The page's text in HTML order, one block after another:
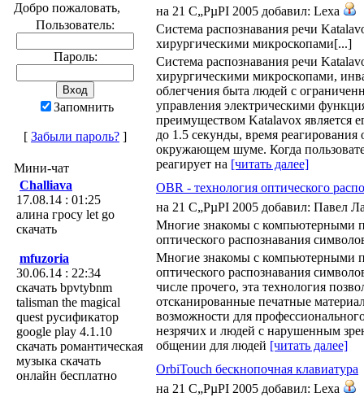
Добро пожаловать,
Пользователь:
Пароль:
Запомнить
[ Забыли пароль? ]
Мини-чат
Challiava
17.08.14 : 01:25
алина гросу let go
скачать
mfuzoria
30.06.14 : 22:34
скачать bpvtybnm
talisman the magical
quest русификатор
google play 4.1.10
скачать романтическая
музыка скачать
онлайн бесплатно
на 21 С„РµРІ 2005 добавил: Lexa
Система распознавания речи
хирургическими микроскопами[...]
Система распознавания речи
хирургическими микроскопами,
облегчения быта людей с
управления электрическими
преимуществом Katalavox является
до 1.5 секунды, время реагирования
окружающем шуме. Когда
реагирует на [читать далее]
OBR - технология оптического
на 21 С„РµРІ 2005 добавил: Павел
Многие знакомы с компьютерными
оптического распознавания
Многие знакомы с компьютерными
оптического распознавания
числе прочего, эта технология
отсканированные печатные
возможности для
незрячих и людей с нарушенным
общении для людей [читать далее]
OrbiTouch бескнопочная клавиатура
на 21 С„РµРІ 2005 добавил: Lexa